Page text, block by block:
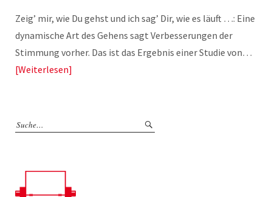
Zeig’ mir, wie Du gehst und ich sag’ Dir, wie es läuft …: Eine
dynamische Art des Gehens sagt Verbesserungen der
Stimmung vorher. Das ist das Ergebnis einer Studie von…
Weiterlesen